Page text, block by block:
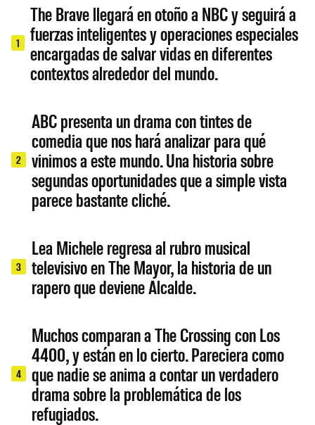
1
The Brave llegará en otoño a NBC y seguirá a
fuerzas inteligentes y operaciones especiales
encargadas de salvar vidas en diferentes
contextos alrededor del mundo.
2
ABC presenta un drama con tintes de
comedia que nos hará analizar para qué
vinimos a este mundo. Una historia sobre
segundas oportunidades que a simple vista
parece bastante cliché.
3
Lea Michele regresa al rubro musical
televisivo en The Mayor, la historia de un
rapero que deviene Alcalde.
4
Muchos comparan a The Crossing con Los
4400, y están en lo cierto. Pareciera como
que nadie se anima a contar un verdadero
drama sobre la problemática de los
refugiados.